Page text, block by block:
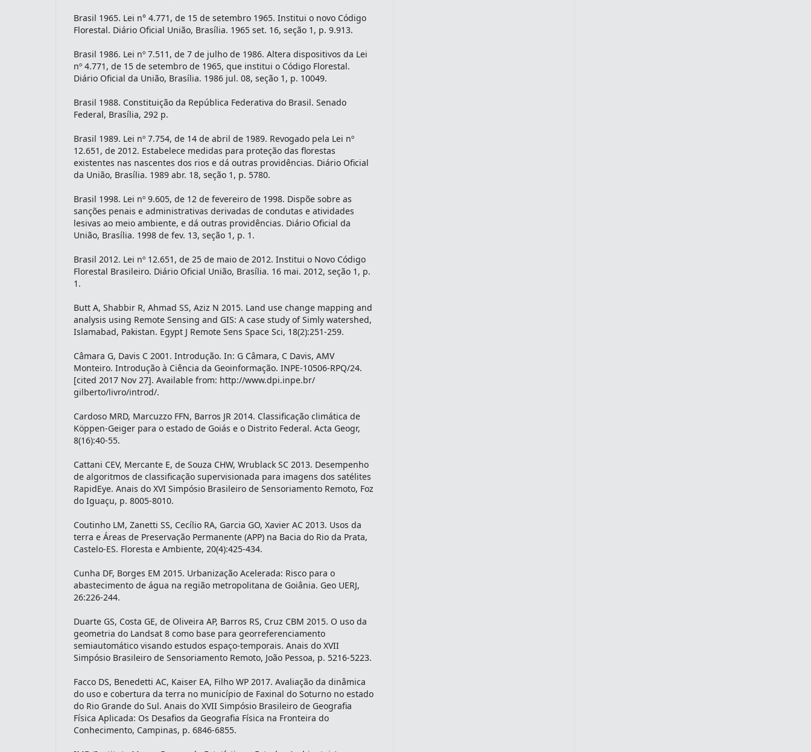
Brasil 1965. Lei n° 4.771, de 15 de setembro 1965. Institui o novo Código
Florestal. Diário Oficial União, Brasília. 1965 set. 16, seção 1, p. 9.913.
Brasil 1986. Lei nº 7.511, de 7 de julho de 1986. Altera dispositivos da Lei
nº 4.771, de 15 de setembro de 1965, que institui o Código Florestal.
Diário Oficial da União, Brasília. 1986 jul. 08, seção 1, p. 10049.
Brasil 1988. Constituição da República Federativa do Brasil. Senado
Federal, Brasília, 292 p.
Brasil 1989. Lei nº 7.754, de 14 de abril de 1989. Revogado pela Lei nº
12.651, de 2012. Estabelece medidas para proteção das florestas
existentes nas nascentes dos rios e dá outras providências. Diário Oficial
da União, Brasília. 1989 abr. 18, seção 1, p. 5780.
Brasil 1998. Lei nº 9.605, de 12 de fevereiro de 1998. Dispõe sobre as
sanções penais e administrativas derivadas de condutas e atividades
lesivas ao meio ambiente, e dá outras providências. Diário Oficial da
União, Brasília. 1998 de fev. 13, seção 1, p. 1.
Brasil 2012. Lei nº 12.651, de 25 de maio de 2012. Institui o Novo Código
Florestal Brasileiro. Diário Oficial União, Brasília. 16 mai. 2012, seção 1, p.
1.
Butt A, Shabbir R, Ahmad SS, Aziz N 2015. Land use change mapping and
analysis using Remote Sensing and GIS: A case study of Simly watershed,
Islamabad, Pakistan. Egypt J Remote Sens Space Sci, 18(2):251-259.
Câmara G, Davis C 2001. Introdução. In: G Câmara, C Davis, AMV
Monteiro. Introdução à Ciência da Geoinformação. INPE-10506-RPQ/24.
[cited 2017 Nov 27]. Available from: http://www.dpi.inpe.br/
gilberto/livro/introd/.
Cardoso MRD, Marcuzzo FFN, Barros JR 2014. Classificação climática de
Köppen-Geiger para o estado de Goiás e o Distrito Federal. Acta Geogr,
8(16):40-55.
Cattani CEV, Mercante E, de Souza CHW, Wrublack SC 2013. Desempenho
de algoritmos de classificação supervisionada para imagens dos satélites
RapidEye. Anais do XVI Simpósio Brasileiro de Sensoriamento Remoto, Foz
do Iguaçu, p. 8005-8010.
Coutinho LM, Zanetti SS, Cecílio RA, Garcia GO, Xavier AC 2013. Usos da
terra e Áreas de Preservação Permanente (APP) na Bacia do Rio da Prata,
Castelo-ES. Floresta e Ambiente, 20(4):425-434.
Cunha DF, Borges EM 2015. Urbanização Acelerada: Risco para o
abastecimento de água na região metropolitana de Goiânia. Geo UERJ,
26:226-244.
Duarte GS, Costa GE, de Oliveira AP, Barros RS, Cruz CBM 2015. O uso da
geometria do Landsat 8 como base para georreferenciamento
semiautomático visando estudos espaço-temporais. Anais do XVII
Simpósio Brasileiro de Sensoriamento Remoto, João Pessoa, p. 5216-5223.
Facco DS, Benedetti AC, Kaiser EA, Filho WP 2017. Avaliação da dinâmica
do uso e cobertura da terra no município de Faxinal do Soturno no estado
do Rio Grande do Sul. Anais do XVII Simpósio Brasileiro de Geografia
Física Aplicada: Os Desafios da Geografia Física na Fronteira do
Conhecimento, Campinas, p. 6846-6855.